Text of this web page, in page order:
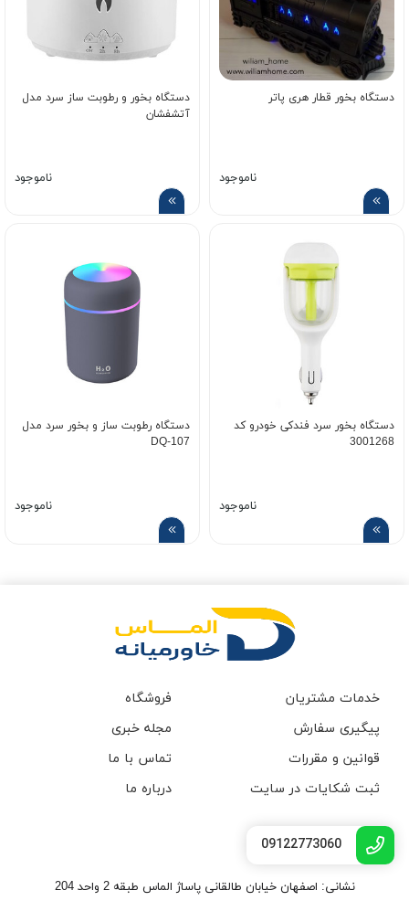
دستگاه بخور قطار هری پاتر
ناموجود
دستگاه بخور و رطوبت ساز سرد مدل
آتشفشان
ناموجود
دستگاه بخور سرد فندکی خودرو کد
3001268
ناموجود
دستگاه رطوبت ساز و بخور سرد مدل
DQ-107
ناموجود
خدمات مشتریان
پیگیری سفارش
قوانین و مقررات
ثبت شکایات در سایت
فروشگاه
مجله خبری
تماس با ما
درباره ما
09122773060
نشانی: اصفهان خیابان طالقانی پاساژ الماس طبقه 2 واحد 204